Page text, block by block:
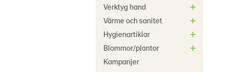
Verktyg hand
Värme och sanitet
Hygienartiklar
Blommor/plantor
Kampanjer